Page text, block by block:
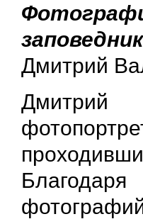
Дмитрий
Дмитрий